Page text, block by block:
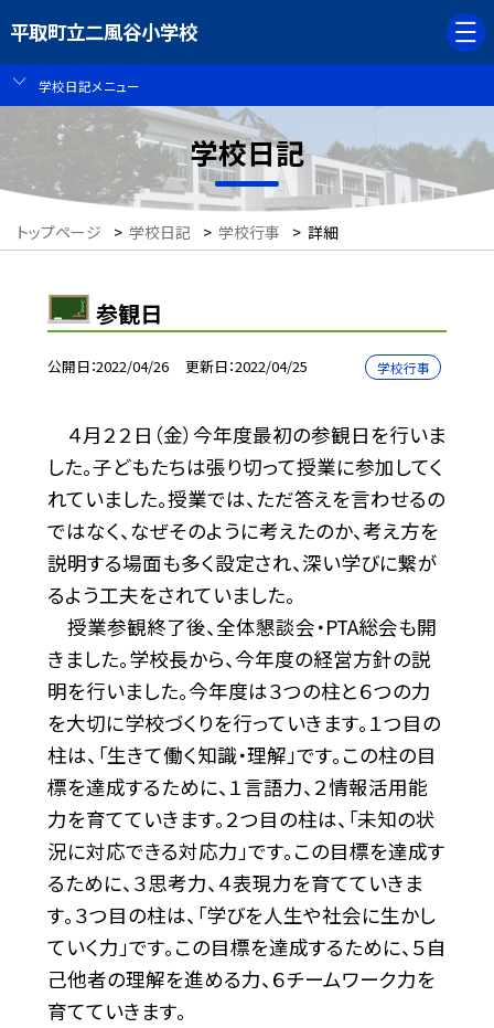
平取町立二風谷小学校
学校日記メニュー
学校日記
トップページ > 学校日記 > 学校行事 > 詳細
参観日
公開日 2022/04/26 更新日 2022/04/25 学校行事
４月２２日（金）今年度最初の参観日を行いま
した。子どもたちは張り切って授業に参加してく
れていました。授業では、ただ答えを言わせるの
ではなく、なぜそのように考えたのか、考え方を
説明する場面も多く設定され、深い学びに繋が
るよう工夫をされていました。
授業参観終了後、全体懇談会・PTA総会も開
きました。学校長から、今年度の経営方針の説
明を行いました。今年度は３つの柱と６つの力
を大切に学校づくりを行っていきます。１つ目の
柱は、「生きて働く知識・理解」です。この柱の目
標を達成するために、１言語力、２情報活用能
力を育てていきます。２つ目の柱は、「未知の状
況に対応できる対応力」です。この目標を達成す
るために、３思考力、４表現力を育てていきま
す。３つ目の柱は、「学びを人生や社会に生かし
ていく力」です。この目標を達成するために、５自
己他者の理解を進める力、６チームワーク力を
育てていきます。